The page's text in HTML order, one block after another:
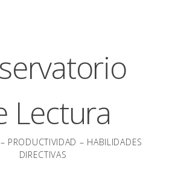
Lectura
PRODUCTIVIDAD – HABILIDADES
DIRECTIVAS